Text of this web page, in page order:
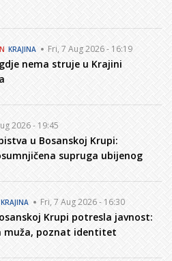
KRAJINA Fri, 7 Aug 2026 - 16:19
nema struje u Krajini
2026 - 19:45
u Bosanskoj Krupi:
supruga ubijenog
KRAJINA Fri, 7 Aug 2026 - 16:30
Krupi potresla javnost:
muža, poznat identitet